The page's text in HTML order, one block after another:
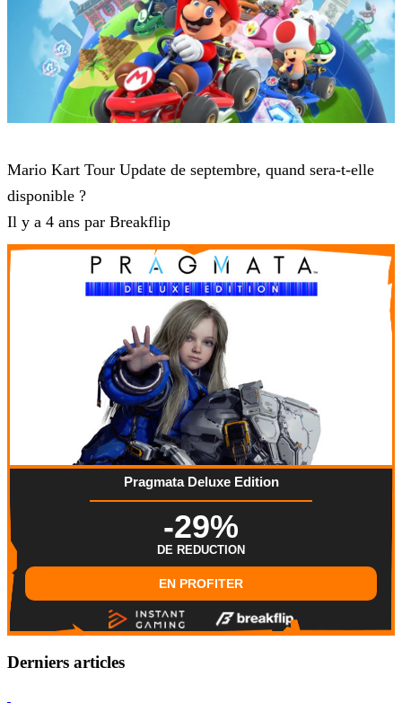
Mario Kart Tour Update de septembre, quand sera-t-elle
disponible ?
Il y a 4 ans par Breakflip
Pragmata Deluxe Edition
-29%
DE REDUCTION
EN PROFITER
Derniers articles